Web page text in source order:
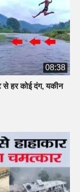
08:38
से हर कोई दंग, यकीन